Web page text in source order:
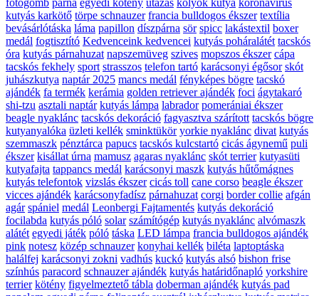
kutyás karkötő törpe schnauzer francia bulldogos ékszer textília
bevásárlótáska láma papillon díszpárna sör spicc lakástextil boxer
medál fogtisztító Kedvenceink kedvencei kutyás poháralátét tacskós
óra kutyás párnahuzat napszemüveg szives mopszos ékszer cápa
tacskós fekhely sport strasszos telefon tartó karácsonyi égősor skót
juhászkutya naptár 2025 mancs medál fényképes bögre tacskó
ajándék fa termék kerámia golden retriever ajándék foci ágytakaró
shi-tzu asztali naptár kutyás lámpa labrador pomerániai ékszer
beagle nyaklánc tacskós dekoráció fagyasztva szárított tacskós bögre
kutyanyalóka üzleti kellék sminktükör yorkie nyaklánc divat kutyás
szemmaszk pénztárca papucs tacskós kulcstartó cicás ágynemű puli
ékszer kisállat úrna mamusz agaras nyaklánc skót terrier kutyasüti
kutyafajta tappancs medál karácsonyi maszk kutyás hűtőmágnes
kutyás telefontok vizslás ékszer cicás toll cane corso beagle ékszer
vicces ajándék karácsonyfadísz párnahuzat corgi border collie afgán
agár spániel medál Leonbergi Fajtamentés kutyás dekoráció
focilabda kutyás póló solar számítógép kutyás nyaklánc alvómaszk
alátét egyedi játék póló táska LED lámpa francia bulldogos ajándék
pink notesz közép schnauzer konyhai kellék biléta laptoptáska
halálfej karácsonyi zokni vadhús kuckó kutyás alsó bishon frise
színhús paracord schnauzer ajándék kutyás határidőnapló yorkshire
terrier kötény figyelmeztető tábla doberman ajándék kutyás pad